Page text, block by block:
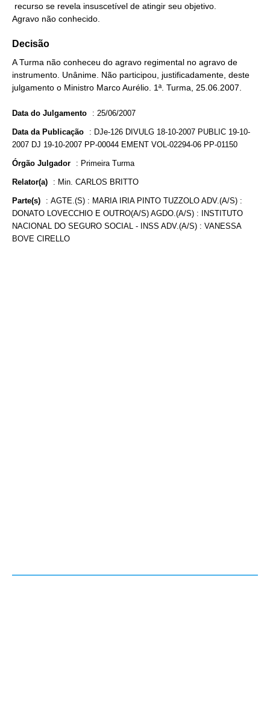
Agravo não conhecido.
Decisão
A Turma não conheceu do agravo regimental no agravo de
instrumento. Unânime. Não participou, justificadamente, deste
julgamento o Ministro Marco Aurélio. 1ª. Turma, 25.06.2007.
Data do Julgamento : 25/06/2007
Data da Publicação : DJe-126 DIVULG 18-10-2007 PUBLIC 19-10-
2007 DJ 19-10-2007 PP-00044 EMENT VOL-02294-06 PP-01150
Órgão Julgador : Primeira Turma
Relator(a) : Min. CARLOS BRITTO
Parte(s) : AGTE.(S) : MARIA IRIA PINTO TUZZOLO ADV.(A/S) :
DONATO LOVECCHIO E OUTRO(A/S) AGDO.(A/S) : INSTITUTO
NACIONAL DO SEGURO SOCIAL - INSS ADV.(A/S) : VANESSA
BOVE CIRELLO